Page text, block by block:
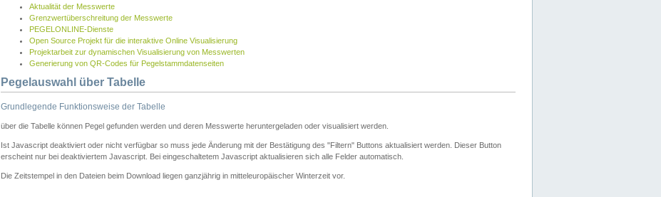
Aktualität der Messwerte
Grenzwertüberschreitung der Messwerte
PEGELONLINE-Dienste
Open Source Projekt für die interaktive Online Visualisierung
Projektarbeit zur dynamischen Visualisierung von Messwerten
Generierung von QR-Codes für Pegelstammdatenseiten
Pegelauswahl über Tabelle
Grundlegende Funktionsweise der Tabelle
über die Tabelle können Pegel gefunden werden und deren Messwerte heruntergeladen oder visualisiert werden.
Ist Javascript deaktiviert oder nicht verfügbar so muss jede Änderung mit der Bestätigung des "Filtern" Buttons aktualisiert werden. Dieser Button
erscheint nur bei deaktiviertem Javascript. Bei eingeschaltetem Javascript aktualisieren sich alle Felder automatisch.
Die Zeitstempel in den Dateien beim Download liegen ganzjährig in mitteleuropäischer Winterzeit vor.